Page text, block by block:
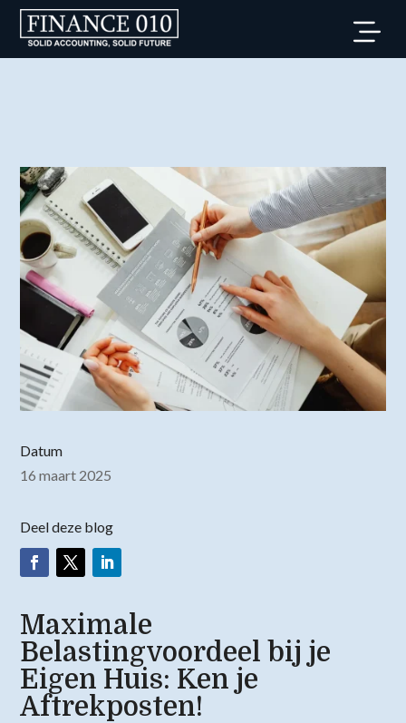
Maximale
Belastingvoordeel bij je
Eigen Huis: Ken je
Aftrekposten!
Datum
16 maart 2025
Deel deze blog